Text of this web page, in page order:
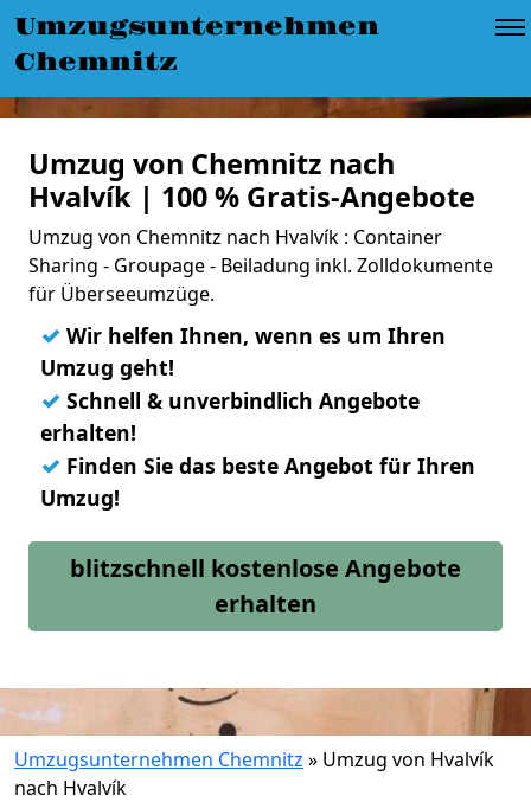
Umzugsunternehmen
Chemnitz
Umzug von Chemnitz nach
Hvalvík | 100 % Gratis-Angebote
Umzug von Chemnitz nach Hvalvík : Container
Sharing - Groupage - Beiladung inkl. Zolldokumente
für Überseeumzüge.
✓ Wir helfen Ihnen, wenn es um Ihren
Umzug geht!
✓ Schnell & unverbindlich Angebote
erhalten!
✓ Finden Sie das beste Angebot für Ihren
Umzug!
blitzschnell kostenlose Angebote
erhalten
Umzugsunternehmen Chemnitz » Umzug von Hvalvík
nach Hvalvík